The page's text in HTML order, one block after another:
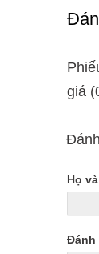
giá
Họ
Đánh